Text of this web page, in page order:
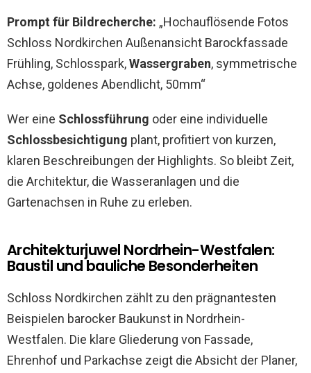
Prompt für Bildrecherche: „Hochauflösende Fotos
Schloss Nordkirchen Außenansicht Barockfassade
Frühling, Schlosspark,Wassergraben, symmetrische
Achse, goldenes Abendlicht, 50mm“
Wer eine Schlossführung oder eine individuelle
Schlossbesichtigung plant, profitiert von kurzen,
klaren Beschreibungen der Highlights. So bleibt Zeit,
die Architektur, die Wasseranlagen und die
Gartenachsen in Ruhe zu erleben.
Architekturjuwel Nordrhein-Westfalen:
Baustil und bauliche Besonderheiten
Schloss Nordkirchen zählt zu den prägnantesten
Beispielen barocker Baukunst in Nordrhein-
Westfalen. Die klare Gliederung von Fassade,
Ehrenhof und Parkachse zeigt die Absicht der Planer,